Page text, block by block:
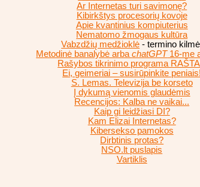
Ar Internetas turi savimonę?
Kibirkštys procesorių kovoje
Apie kvantinius kompiuterius
Nematomo žmogaus kultūra
Vabzdžių medžioklė - termino
Metodinė banalybė arbachatGPT16-me
Rašybos tikrinimo programa
Ei, geimeriai – susirūpinkite peniais!
S. Lemas. Televizija be korseto
Į dykumą vienomis glaudėmis
Recencijos: Kalba ne vaikai...
Kaip gi leidžiasi DI?
Kam Elizai Internetas?
Kibersekso pamokos
Dirbtinis protas?
NSO.lt puslapis
Vartiklis